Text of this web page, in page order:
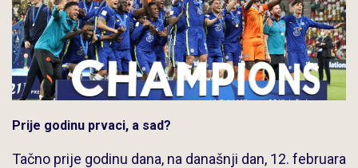
Prije godinu prvaci, a sad?
Tačno prije godinu dana, na današnji dan, 12. februara